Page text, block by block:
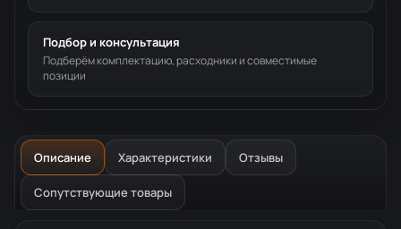
Подбор и консультация
Подберём комплектацию, расходники и совместимые
позиции
Описание Характеристики Отзывы
Сопутствующие товары